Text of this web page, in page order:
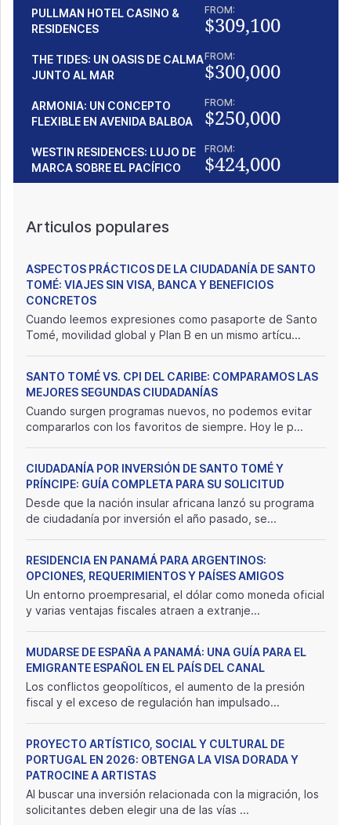
PULLMAN HOTEL CASINO &
RESIDENCES
FROM:
$309,100
THE TIDES: UN OASIS DE CALMA
JUNTO AL MAR
FROM:
$300,000
ARMONIA: UN CONCEPTO
FLEXIBLE EN AVENIDA BALBOA
FROM:
$250,000
WESTIN RESIDENCES: LUJO DE
MARCA SOBRE EL PACÍFICO
FROM:
$424,000
Articulos populares
ASPECTOS PRÁCTICOS DE LA CIUDADANÍA DE SANTO
TOMÉ: VIAJES SIN VISA, BANCA Y BENEFICIOS
CONCRETOS
Cuando leemos expresiones como pasaporte de Santo
Tomé, movilidad global y Plan B en un mismo artícu...
SANTO TOMÉ VS. CPI DEL CARIBE: COMPARAMOS LAS
MEJORES SEGUNDAS CIUDADANÍAS
Cuando surgen programas nuevos, no podemos evitar
compararlos con los favoritos de siempre. Hoy le p...
CIUDADANÍA POR INVERSIÓN DE SANTO TOMÉ Y
PRÍNCIPE: GUÍA COMPLETA PARA SU SOLICITUD
Desde que la nación insular africana lanzó su programa
de ciudadanía por inversión el año pasado, se...
RESIDENCIA EN PANAMÁ PARA ARGENTINOS:
OPCIONES, REQUERIMIENTOS Y PAÍSES AMIGOS
Un entorno proempresarial, el dólar como moneda oficial
y varias ventajas fiscales atraen a extranje...
MUDARSE DE ESPAÑA A PANAMÁ: UNA GUÍA PARA EL
EMIGRANTE ESPAÑOL EN EL PAÍS DEL CANAL
Los conflictos geopolíticos, el aumento de la presión
fiscal y el exceso de regulación han impulsado...
PROYECTO ARTÍSTICO, SOCIAL Y CULTURAL DE
PORTUGAL EN 2026: OBTENGA LA VISA DORADA Y
PATROCINE A ARTISTAS
Al buscar una inversión relacionada con la migración, los
solicitantes deben elegir una de las vías ...